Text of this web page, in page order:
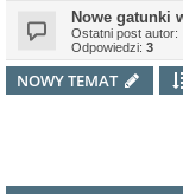
Nowe gatunki
Ostatni post autor:
Odpowiedzi: 3
NOWY TEMAT